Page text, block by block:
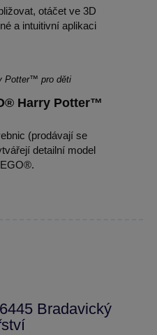
otáčet ve 3D
a intuitivní aplikaci
Harry Potter™
(prodávají se
detailní model
Bradavický